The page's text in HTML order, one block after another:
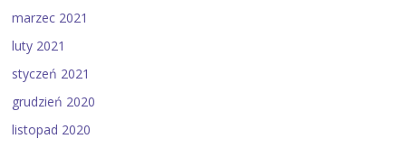
marzec 2021
luty 2021
styczeń 2021
grudzień 2020
listopad 2020